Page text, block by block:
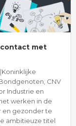
contact met
CNV
Industrie en
werken in de
en gezonder te
ambitieuze titel